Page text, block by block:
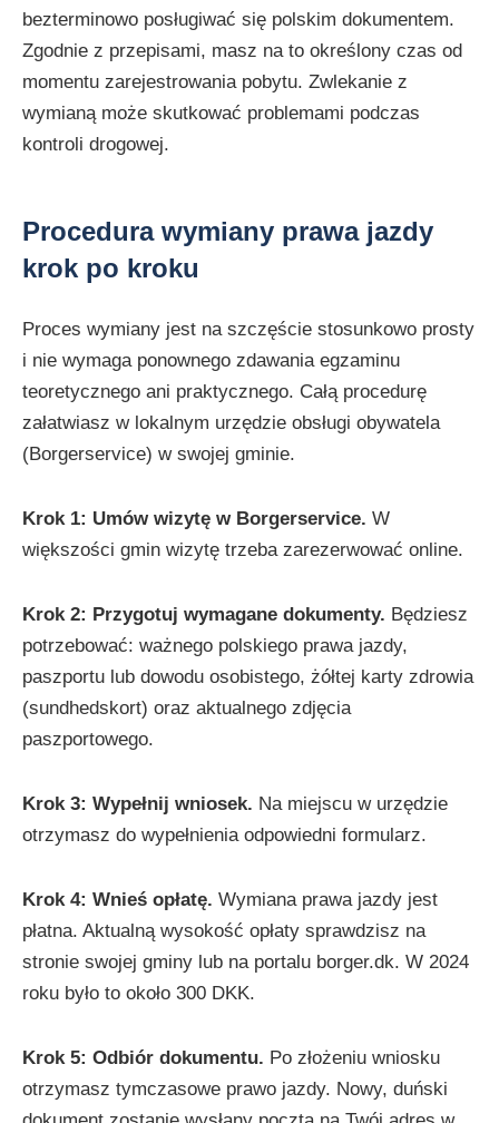
bezterminowo posługiwać się polskim dokumentem.
Zgodnie z przepisami, masz na to określony czas od
momentu zarejestrowania pobytu. Zwlekanie z
wymianą może skutkować problemami podczas
kontroli drogowej.
Procedura wymiany prawa jazdy
krok po kroku
Proces wymiany jest na szczęście stosunkowo prosty
i nie wymaga ponownego zdawania egzaminu
teoretycznego ani praktycznego. Całą procedurę
załatwiasz w lokalnym urzędzie obsługi obywatela
(Borgerservice) w swojej gminie.
Krok 1: Umów wizytę w Borgerservice. W
większości gmin wizytę trzeba zarezerwować online.
Krok 2: Przygotuj wymagane dokumenty. Będziesz
potrzebować: ważnego polskiego prawa jazdy,
paszportu lub dowodu osobistego, żółtej karty zdrowia
(sundhedskort) oraz aktualnego zdjęcia
paszportowego.
Krok 3: Wypełnij wniosek. Na miejscu w urzędzie
otrzymasz do wypełnienia odpowiedni formularz.
Krok 4: Wnieś opłatę. Wymiana prawa jazdy jest
płatna. Aktualną wysokość opłaty sprawdzisz na
stronie swojej gminy lub na portalu borger.dk. W 2024
roku było to około 300 DKK.
Krok 5: Odbiór dokumentu. Po złożeniu wniosku
otrzymasz tymczasowe prawo jazdy. Nowy, duński